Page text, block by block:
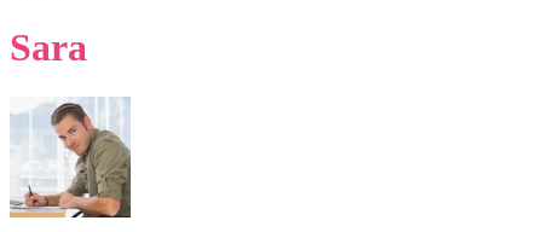
Sara